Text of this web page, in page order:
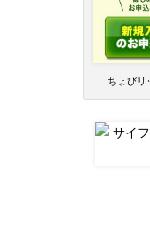
ちょびリ